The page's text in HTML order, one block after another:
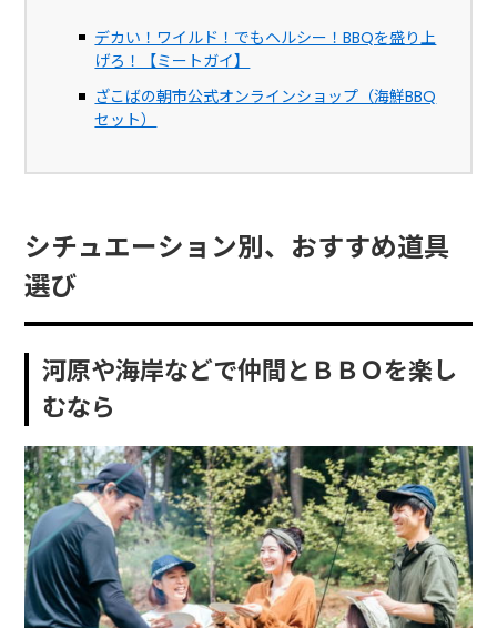
デカい！ワイルド！でもヘルシー！BBQを盛り上
げろ！【ミートガイ】
ざこばの朝市公式オンラインショップ（海鮮BBQ
セット）
シチュエーション別、おすすめ道具
選び
河原や海岸などで仲間とＢＢＯを楽し
むなら